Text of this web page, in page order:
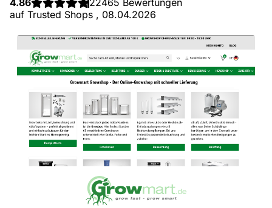
4.86
22465 Bewertungen
auf Trusted Shops , 08.04.2026